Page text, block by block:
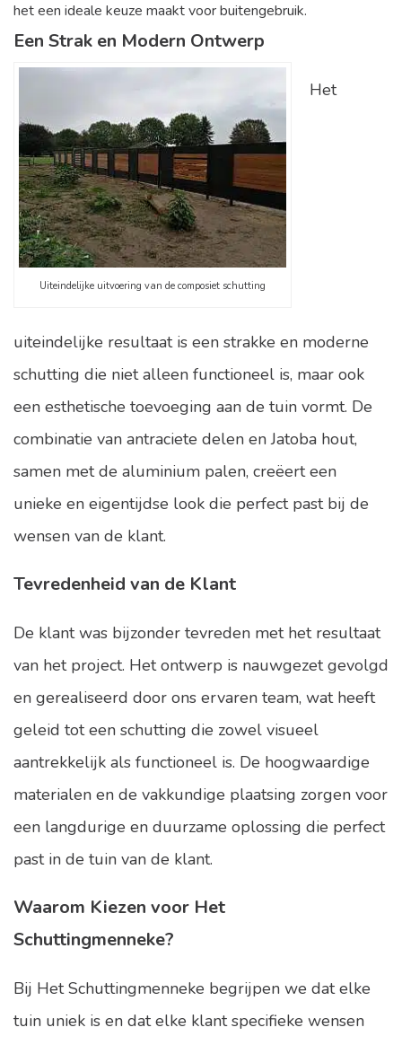
het een ideale keuze maakt voor buitengebruik.
Een Strak en Modern Ontwerp
Uiteindelijke uitvoering van de composiet schutting
Het
uiteindelijke resultaat is een strakke en moderne
schutting die niet alleen functioneel is, maar ook
een esthetische toevoeging aan de tuin vormt. De
combinatie van antraciete delen en Jatoba hout,
samen met de aluminium palen, creëert een
unieke en eigentijdse look die perfect past bij de
wensen van de klant.
Tevredenheid van de Klant
De klant was bijzonder tevreden met het resultaat
van het project. Het ontwerp is nauwgezet gevolgd
en gerealiseerd door ons ervaren team, wat heeft
geleid tot een schutting die zowel visueel
aantrekkelijk als functioneel is. De hoogwaardige
materialen en de vakkundige plaatsing zorgen voor
een langdurige en duurzame oplossing die perfect
past in de tuin van de klant.
Waarom Kiezen voor Het
Schuttingmenneke?
Bij Het Schuttingmenneke begrijpen we dat elke
tuin uniek is en dat elke klant specifieke wensen